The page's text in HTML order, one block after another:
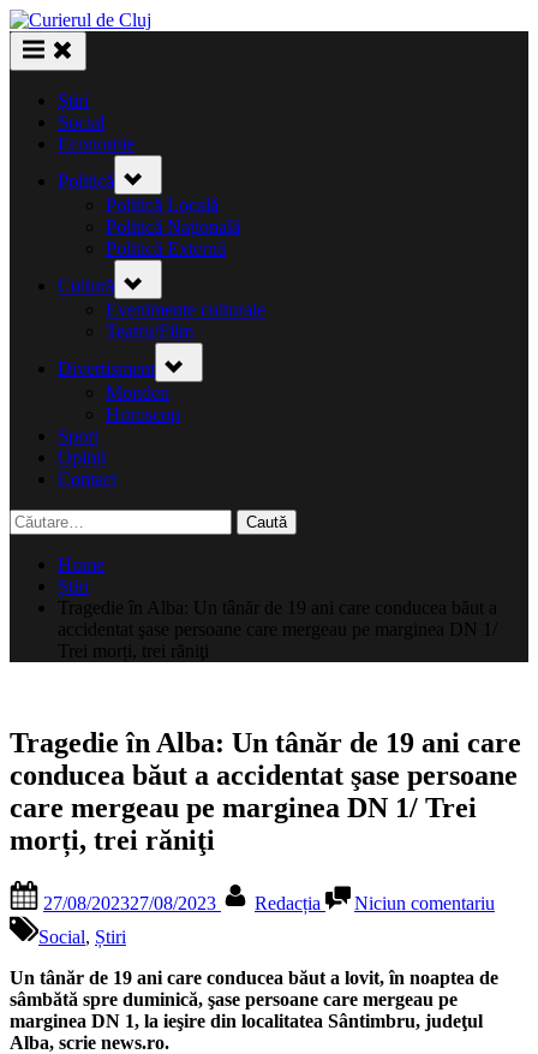
Skip
to
content
Știri
Social
Economie
Politică
sub-
menu
Politică Locală
Politică Națională
Politică Externă
Cultură
sub-
menu
Evenimente culturale
Teatru/Film
Divertisment sub-
menu
Monden
Horoscop
Sport
Opinii
Contact
Caută
după:
Home
Știri
Tragedie în Alba: Un tânăr de 19 ani care conducea băut a
accidentat şase persoane care mergeau pe marginea DN 1/
Trei morți, trei răniţi
Tragedie în Alba: Un tânăr de 19 ani care
conducea băut a accidentat şase persoane
care mergeau pe marginea DN 1/ Trei
morți, trei răniţi
on
27/08/202327/08/2023 Redacția Niciun comentariu
Un
Social, Știri
Un tânăr de 19 ani care conducea băut a lovit, în noaptea de
sâmbătă spre duminică, şase persoane care mergeau pe
marginea DN 1, la ieşire din localitatea Sântimbru, judeţul
Alba, scrie news.ro.